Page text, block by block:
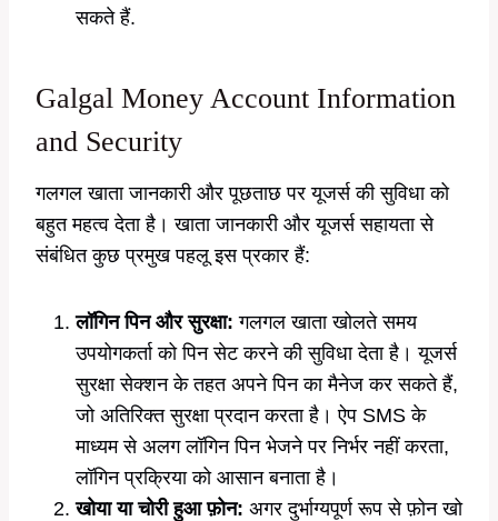
सकते हैं.
Galgal Money Account Information
and Security
गलगल खाता जानकारी और पूछताछ पर यूजर्स की सुविधा को
बहुत महत्व देता है। खाता जानकारी और यूजर्स सहायता से
संबंधित कुछ प्रमुख पहलू इस प्रकार हैं:
लॉगिन पिन और सुरक्षा:गलगल खाता खोलते समय
उपयोगकर्ता को पिन सेट करने की सुविधा देता है। यूजर्स
सुरक्षा सेक्शन के तहत अपने पिन का मैनेज कर सकते हैं,
जो अतिरिक्त सुरक्षा प्रदान करता है। ऐप SMS के
माध्यम से अलग लॉगिन पिन भेजने पर निर्भर नहीं करता,
लॉगिन प्रक्रिया को आसान बनाता है।
खोया या चोरी हुआ फ़ोन: अगर दुर्भाग्यपूर्ण रूप से फ़ोन खो